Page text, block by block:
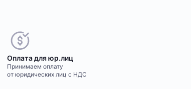
Оплата для юр.лиц
Принимаем оплату
от юридических лиц с НДС